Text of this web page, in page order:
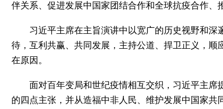
伴关系、促进发展中国家团结合作和全球抗疫合作
习近平主席在主旨演讲中以宽广的历史视野和
待，互利共赢、共同发展，主持公道、捍卫正义，
在原因。
面对百年变局和世纪疫情相互交织，习近平主
的四点主张，并从造福中非人民、维护发展中国家